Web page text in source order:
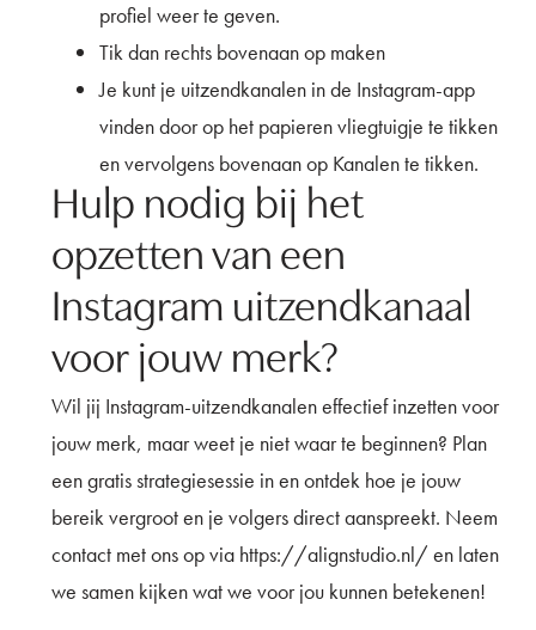
profiel weer te geven.
Tik dan rechts bovenaan op maken
Je kunt je uitzendkanalen in de Instagram-app
vinden door op het papieren vliegtuigje te tikken
en vervolgens bovenaan op Kanalen te tikken.
Hulp nodig bij het
opzetten van een
Instagram uitzendkanaal
voor jouw merk?
Wil jij Instagram-uitzendkanalen effectief inzetten voor
jouw merk, maar weet je niet waar te beginnen? Plan
een gratis strategiesessie in en ontdek hoe je jouw
bereik vergroot en je volgers direct aanspreekt. Neem
contact met ons op via https://alignstudio.nl/ en laten
we samen kijken wat we voor jou kunnen betekenen!